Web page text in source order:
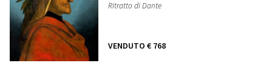
Ritratto di Dante
VENDUTO € 768